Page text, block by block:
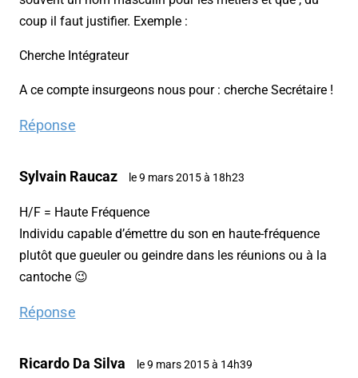
coup il faut justifier. Exemple :
Cherche Intégrateur
A ce compte insurgeons nous pour : cherche Secrétaire !
Réponse
Sylvain Raucaz le 9 mars 2015 à 18h23
H/F = Haute Fréquence
Individu capable d’émettre du son en haute-fréquence
plutôt que gueuler ou geindre dans les réunions ou à la
cantoche 😉
Réponse
Ricardo Da Silva le 9 mars 2015 à 14h39